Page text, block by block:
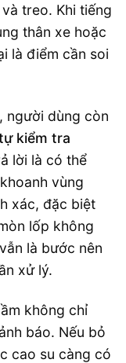
treo. Khi tiếng
thân xe hoặc
là điểm cần soi
người dùng còn
kiểm tra
lời là có thể
vùng
xác, đặc biệt
lốp không
là bước nên
xử lý.
không chỉ
báo. Nếu bỏ
cao su càng có